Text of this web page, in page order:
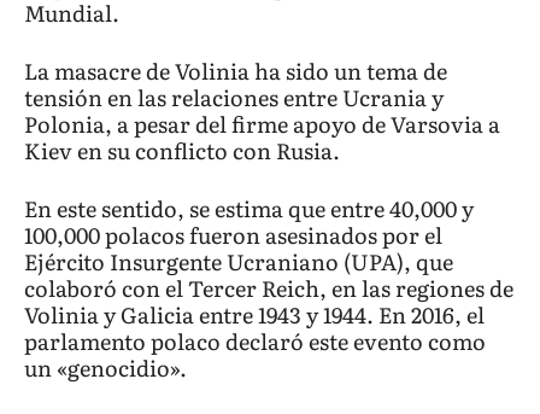
Mundial.
La masacre de Volinia ha sido un tema de
tensión en las relaciones entre Ucrania y
Polonia, a pesar del firme apoyo de Varsovia a
Kiev en su conflicto con Rusia.
En este sentido, se estima que entre 40,000 y
100,000 polacos fueron asesinados por el
Ejército Insurgente Ucraniano (UPA), que
colaboró con el Tercer Reich, en las regiones de
Volinia y Galicia entre 1943 y 1944. En 2016, el
parlamento polaco declaró este evento como
un «genocidio».